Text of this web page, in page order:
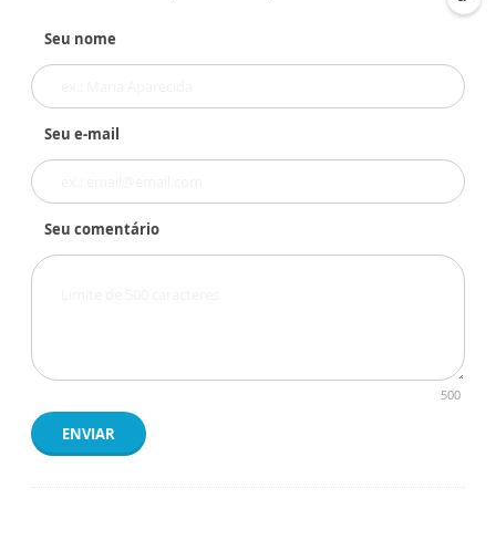
Seu nome
Seu e-mail
Seu comentário
500
ENVIAR